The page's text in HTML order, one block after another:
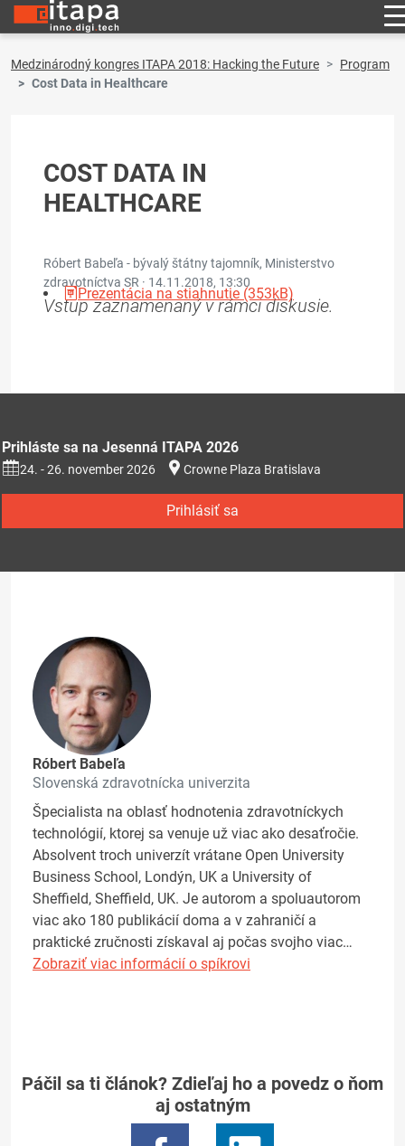
Medzinárodný kongres ITAPA 2018: Hacking the Future
Program
Cost Data in Healthcare
COST DATA IN
HEALTHCARE
Róbert Babeľa - bývalý štátny tajomník, Ministerstvo
zdravotníctva SR · 14.11.2018, 13:30
Vstup zaznamenaný v rámci diskusie.
Prezentácia na stiahnutie (353kB)
Prihláste sa na Jesenná ITAPA 2026
24. - 26. november 2026 Crowne Plaza Bratislava
Prihlásiť sa
Róbert Babeľa
Slovenská zdravotnícka univerzita
Špecialista na oblasť hodnotenia zdravotníckych
technológií, ktorej sa venuje už viac ako desaťročie.
Absolvent troch univerzít vrátane Open University
Business School, Londýn, UK a University of
Sheffield, Sheffield, UK. Je autorom a spoluautorom
viac ako 180 publikácií doma a v zahraničí a
praktické zručnosti získaval aj počas svojho viac…
Zobraziť viac informácií o spíkrovi
Páčil sa ti článok? Zdieľaj ho a povedz o ňom
aj ostatným